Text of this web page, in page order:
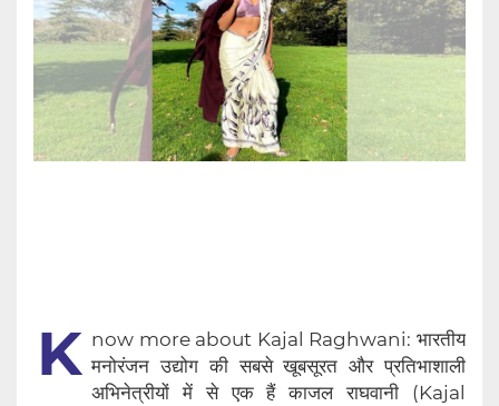
K now more about Kajal Raghwani: भारतीय
मनोरंजन उद्योग की सबसे खूबसूरत और प्रतिभाशाली
अभिनेत्रीयों में से एक हैं काजल राघवानी (Kajal